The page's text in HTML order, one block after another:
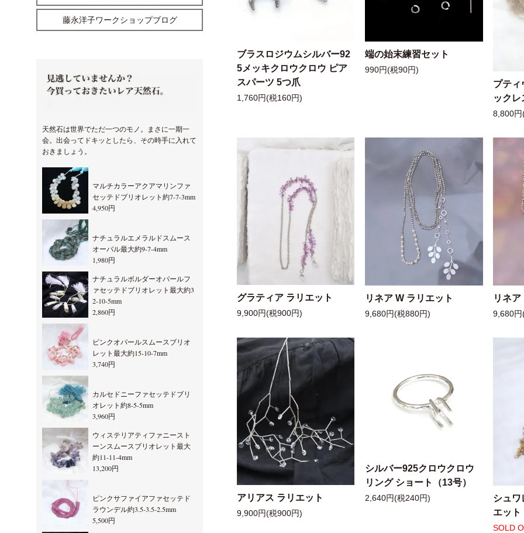
ブラスロジウムシルバー92
5メッキクロウクロウ ピア
スパーツ 5つ爪
1,760円(税160円)
端の始末練習セット
990円(税90円)
プティ
ックレ
8,800
グラティア ラリエット
9,900円(税900円)
リネア W ラリエット
9,680円(税880円)
リネ
9,680
アリアス ラリエット
9,900円(税900円)
シルバー925クロウクロウ
リング ショート（13号）
2,640円(税240円)
シュワ
エット
SOLD
藤永洋子ワークショップブログ
天然石は世界でただ一つのモノ。まさに一期一
会。出会ってドキッとしたら、その時手に入れて
おきましょう。
マルチカラーアクアマリンファ
セッテドブリオレット約7-7-3mm
4,950円
ナチュラルエメラルドスムース
オーバル最大約9-7-4mm
1,980円
ナチュラルボルダーオパールフ
ァセッテドブリオレット最大約3
2-10-5mm
2,860円
ピンクオパールスムースブリオ
レット最大約15-10-7mm
3,740円
カルセドニーファセッテドブリ
オレット約8-5-5mm
3,960円
ウィステリアティファニースト
ーンスムースブリオレット最大
約11-11-4mm
13,200円
ピンクサファイアファセッテド
ラウンデル約3.5-3.5-2.5mm
5,500円